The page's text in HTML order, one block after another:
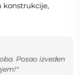
konstrukcije,
Posao izveden